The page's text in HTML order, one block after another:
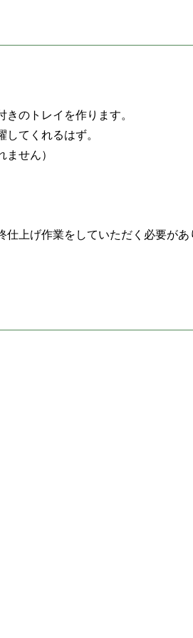
のトレイを作ります。
てくれるはず。
せん）
上げ作業をしていただく必要があ